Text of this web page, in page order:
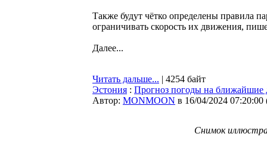
Также будут чётко определены правила
ограничивать скорость их движения,
Далее...
Читать дальше... | 4254 байт
Эстония : Прогноз погоды на
Автор: MONMOON в 16/04/2024 07:20:00
Снимок